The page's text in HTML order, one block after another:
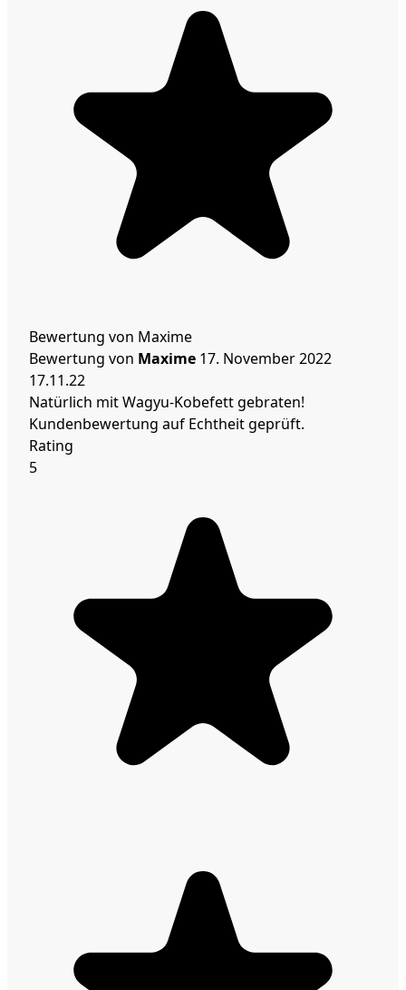
Bewertung von Maxime
Bewertung von Maxime 17. November 2022
17.11.22
Natürlich mit Wagyu-Kobefett gebraten!
Kundenbewertung auf Echtheit geprüft.
Rating
5